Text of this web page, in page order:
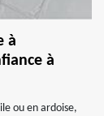
à
à
ou en ardoise,